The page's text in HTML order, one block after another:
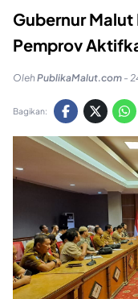
Gubernur Malut
Pemprov
OlehPublikaMalut.com -
Bagikan: